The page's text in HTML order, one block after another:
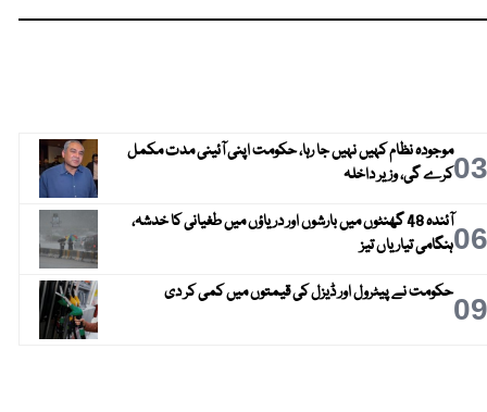
03موجودہ نظام کہیں نہیں جا رہا، حکومت اپنی آئینی مدت مکمل
کرے گی، وزیر داخلہ
06
آئندہ 48 گھنٹوں میں بارشوں اور دریاؤں میں طغیانی کا خدشہ،
ہنگامی تیاریاں تیز
09حکومت نے پیٹرول اور ڈیزل کی قیمتوں میں کمی کر دی